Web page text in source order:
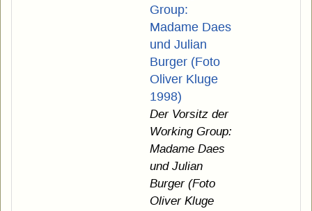
Group:
Madame Daes
und Julian
Burger (Foto
Oliver Kluge
1998)
Der Vorsitz der
Working Group:
Madame Daes
und Julian
Burger (Foto
Oliver Kluge